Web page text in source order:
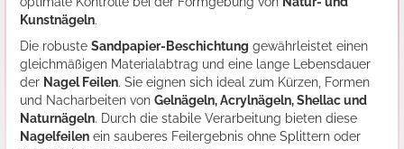
Kunstnägeln.
Die robuste Sandpapier-Beschichtung gewährleistet einen
gleichmäßigen Materialabtrag und eine lange Lebensdauer
der Nagel Feilen. Sie eignen sich ideal zum Kürzen, Formen
und Nacharbeiten von Gelnägeln, Acrylnägeln, Shellac und
Naturnägeln. Durch die stabile Verarbeitung bieten diese
Nagelfeilen ein sauberes Feilergebnis ohne Splittern oder